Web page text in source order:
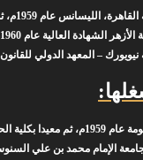
الخاص ودبلوم الشريعة الإسلامية في عامي 1961، 1962م.
على الشهادة العالية من درجة أستاذ عام 1965م (الدكتوراه)
الدولي للقانون المقارن وحصل منها على
فرئيسا لقسم الشريعة بها.
الإمام محمد بن علي